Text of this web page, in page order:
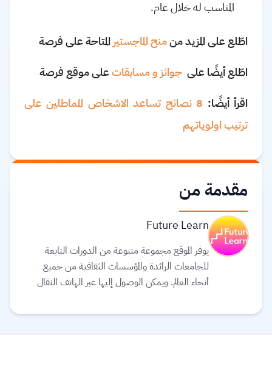
المناسب له خلال عام.
اطّلع على المزيد منمنح الماجستير المتاحة على فرصة
اطّلع أيضًا على جوائز و مسابقاتعلى موقع فرصة
اقرأ أيضًا:
8 نصائح تساعد الاشخاص المماطلين على
ترتيب اولوياتهم
مقدمة من
Future Learn
يوفر الموقع مجموعة متنوعة من الدورات التابعة
للجامعات الرائدة والمؤسسات الثقافية من جميع
أنحاء العالم. ويمكن الوصول إليها عبر الهاتف النقال
يمكنك توفيق التعليم في حياتك. يعتقد القائمون على